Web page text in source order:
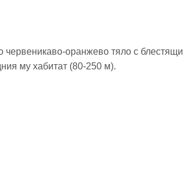
червеникаво-оранжево тяло с блестящи
му хабитат (80-250 м).